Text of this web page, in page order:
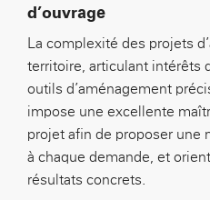
d’ouvrage
La complexité des projets
territoire, articulant intérêts
outils d’aménagement
impose une excellente
projet afin de proposer une
à chaque demande, et
résultats concrets.